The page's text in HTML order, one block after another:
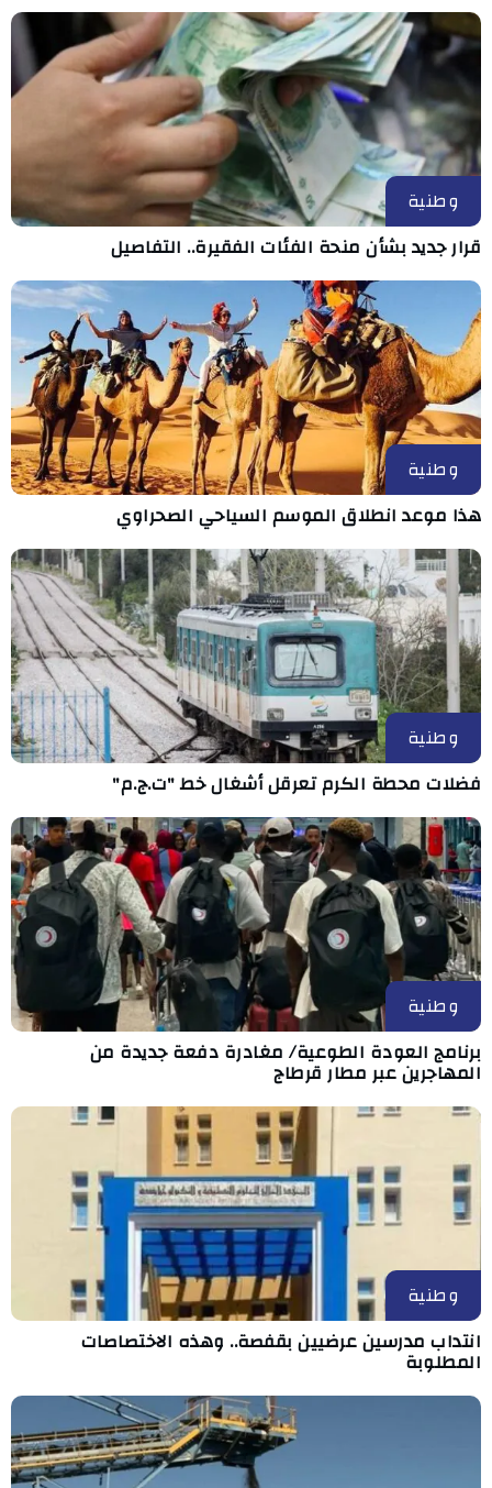
وطنية
قرار جديد بشأن منحة الفئات الفقيرة.. التفاصيل
وطنية
هذا موعد انطلاق الموسم السياحي الصحراوي
وطنية
فضلات محطة الكرم تعرقل أشغال خط "ت.ج.م"
وطنية
برنامج العودة الطوعية/ مغادرة دفعة جديدة من
المهاجرين عبر مطار قرطاج
وطنية
انتداب مدرسين عرضيين بقفصة.. وهذه الاختصاصات
المطلوبة